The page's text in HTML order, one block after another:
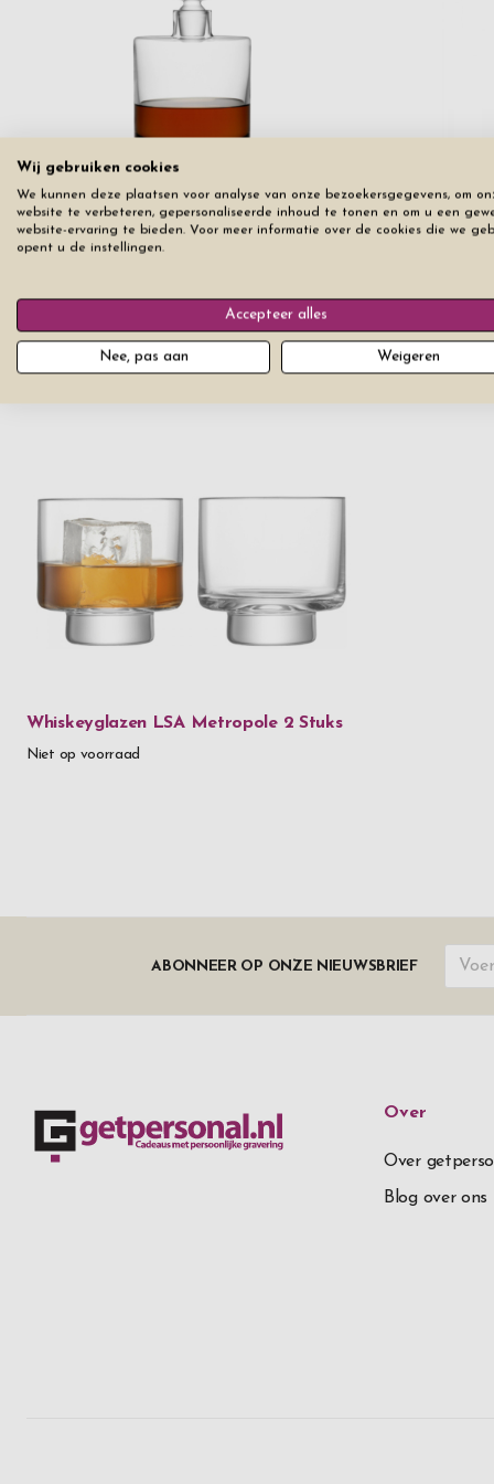
Whiskey Karaf LSA Boris 1,4 L Whiskey
Whiskeyglazen LSA Metropole 2 Stuks
Niet op voorraad
ABONNEER OP ONZE NIEUWSBRIEF
Over
Over
Blog over ons
Wij gebruiken cookies
We kunnen deze plaatsen voor analyse van onze bezoekersgegevens, om
website te verbeteren, gepersonaliseerde inhoud te tonen en om u een
website-ervaring te bieden. Voor meer informatie over de cookies die we
opent u de instellingen.
Accepteer alles
Nee, pas aan Weigeren